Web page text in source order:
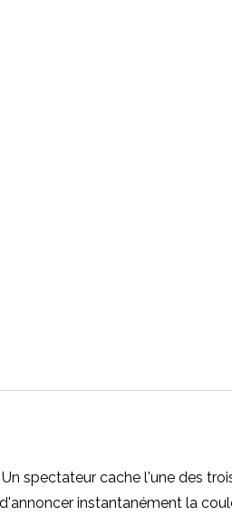
spectateur cache l'une des
instantanément la